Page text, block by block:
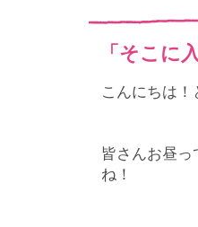
「そこに
こんにちは
皆さんお昼
ね！